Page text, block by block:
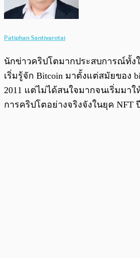
Patiphan Santivarotai
นักข่าวคริปโตมากประสบการณ์ทั้ง
เริ่มรู้จัก Bitcoin มาตั้งแต่สมัยของ
2011 แต่ไม่ได้สนใจมากจนเริ่มมา
การคริปโตอย่างจริงจังในยุค NFT